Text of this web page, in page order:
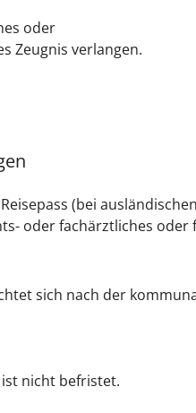
oder
Zeugnis verlangen.
(bei
oder fachärztliches oder
sich nach der
nicht befristet.